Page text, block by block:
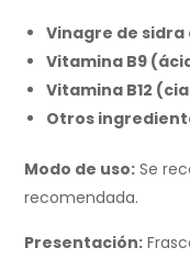
Vinagre de sidra
Vitamina B9
Vitamina B12
Otros
Modo de uso: Se
recomendada.
Presentación: